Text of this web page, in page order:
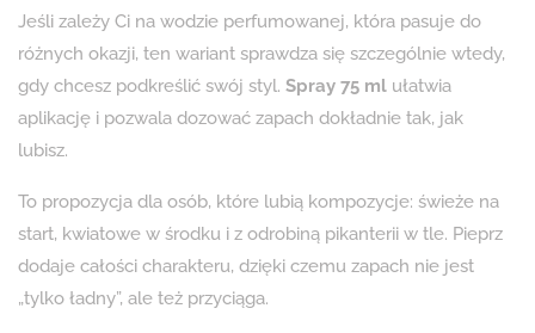
Jeśli zależy Ci na wodzie perfumowanej, która pasuje do
różnych okazji, ten wariant sprawdza się szczególnie wtedy,
gdy chcesz podkreślić swój styl. Spray 75 ml ułatwia
aplikację i pozwala dozować zapach dokładnie tak, jak
lubisz.
To propozycja dla osób, które lubią kompozycje: świeże na
start, kwiatowe w środku i z odrobiną pikanterii w tle. Pieprz
dodaje całości charakteru, dzięki czemu zapach nie jest
„tylko ładny”, ale też przyciąga.